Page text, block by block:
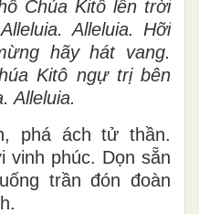
Chúa Kitô lên trời
Alleluia. Hỡi
hãy hát vang.
Kitô ngự trị bên
Alleluia.
phá ách tử thần.
vinh phúc. Dọn sẵn
trần đón đoàn